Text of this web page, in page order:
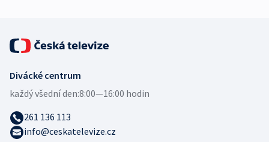
Divácké centrum
každý všední den:8:00—16:00 hodin
261 136 113
info@ceskatelevize.cz